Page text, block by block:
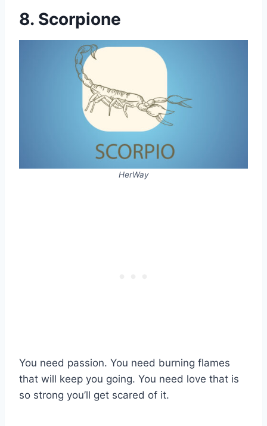
8. Scorpione
HerWay
You need passion. You need burning flames
that will keep you going. You need love that is
so strong you’ll get scared of it.